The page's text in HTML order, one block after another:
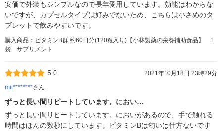
安価で外装もシンプルなので長年愛用しています。効能はわからな
いですが、カプセルタイプは好みでないため、こちらは小さめのタ
ブレットで飲みやすいです。
購入商品：ビタミンB群 約60日分(120粒入り)【小林製薬の栄養補助食品】 1
袋 サプリメント
5.0
2021年10月18日 23時29分
mii********さん
ずっと長い間リピートしています。におい…
ずっと長い間リピートしています。においがあるので、手で触れる
時間はほんの数秒にしています。ビタミンBは匂いは仕方ないです